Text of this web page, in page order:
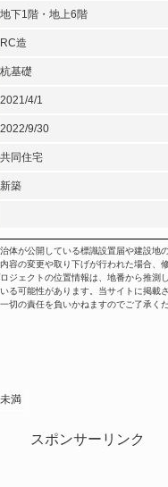
地下1階・地上6階
RC造
杭基礎
2021/4/1
2022/9/30
共同住宅
新築
体が公開している標識設置届や建設地
容の変更や取り下げが行われた場合、
ジェクトの位置情報は、地番から推測
る可能性があります。当サイトに掲載
切の責任を負いかねますのでご了承くだ
満
スポンサーリンク